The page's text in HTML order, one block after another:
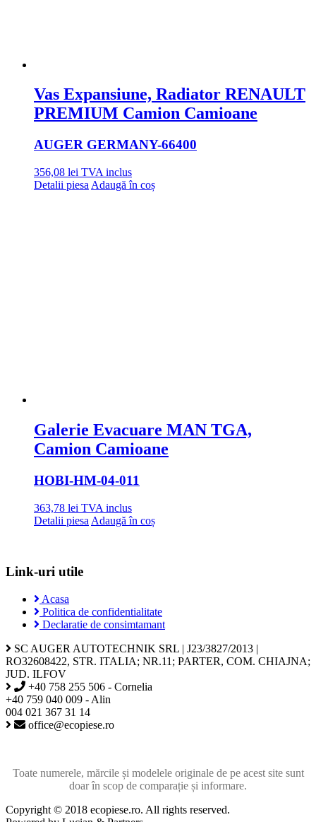
Vas Expansiune, Radiator RENAULT
PREMIUM Camion Camioane
AUGER GERMANY-66400
356,08 lei TVA inclus
Detalii piesa Adaugă în coș
Galerie Evacuare MAN TGA,
Camion Camioane
HOBI-HM-04-011
363,78 lei TVA inclus
Detalii piesa Adaugă în coș
Link-uri utile
Acasa
Politica de confidentialitate
Declaratie de consimtamant
SC AUGER AUTOTECHNIK SRL | J23/3827/2013 |
RO32608422, STR. ITALIA; NR.11; PARTER, COM. CHIAJNA;
JUD. ILFOV
+40 758 255 506 - Cornelia
+40 759 040 009 - Alin
004 021 367 31 14
office@ecopiese.ro
Toate numerele, mărcile și modelele originale de pe acest site sunt
doar în scop de comparație și informare.
Copyright © 2018 ecopiese.ro. All rights reserved.